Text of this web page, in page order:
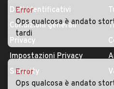
Dati identificativi
Condizioni generali
Privacy
Impostazioni Privacy
Security
Error
Ops qualcosa è andato
tardi
Error
Ops qualcosa è andato